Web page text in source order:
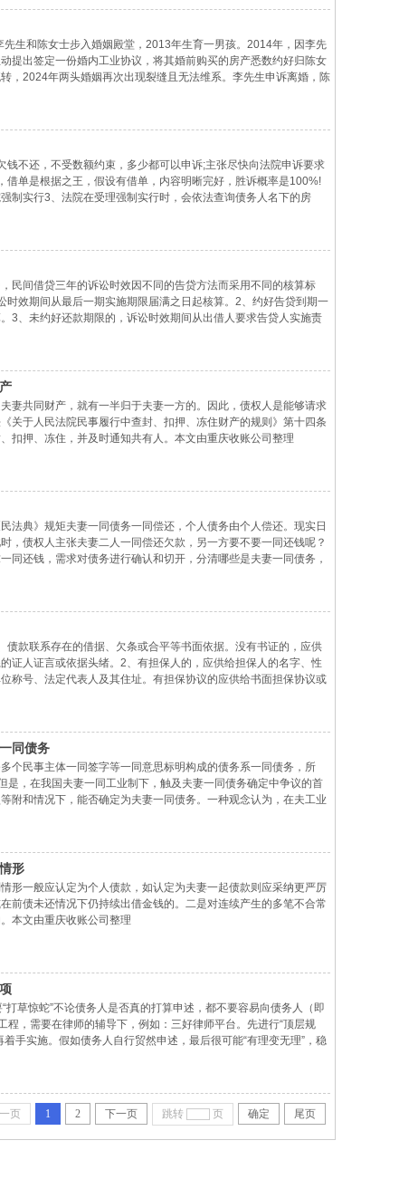
生和陈女士步入婚姻殿堂，2013年生育一男孩。2014年，因李先
提出签定一份婚内工业协议，将其婚前购买的房产悉数约好归陈女
，2024年两头婚姻再次出现裂缝且无法维系。李先生申诉离婚，陈
不还，不受数额约束，多少都可以申诉;主张尽快向法院申诉要求
单是根据之王，假设有借单，内容明晰完好，胜诉概率是100%!
制实行3、法院在受理强制实行时，会依法查询债务人名下的房
民间借贷三年的诉讼时效因不同的告贷方法而采用不同的核算标
效期间从最后一期实施期限届满之日起核算。2、约好告贷到期一
3、未约好还款期限的，诉讼时效期间从出借人要求告贷人实施责
妻共同财产，就有一半归于夫妻一方的。因此，债权人是能够请求
关于人民法院民事履行中查封、扣押、冻住财产的规则》第十四条
扣押、冻住，并及时通知共有人。本文由重庆收账公司整理
法典》规矩夫妻一同债务一同偿还，个人债务由个人偿还。现实日
，债权人主张夫妻二人一同偿还欠款，另一方要不要一同还钱呢？
同还钱，需求对债务进行确认和切开，分清哪些是夫妻一同债务，
款联系存在的借据、欠条或合平等书面依据。没有书证的，应供
证人证言或依据头绪。2、有担保人的，应供给担保人的名字、性
称号、法定代表人及其住址。有担保协议的应供给书面担保协议或
同债务
个民事主体一同签字等一同意思标明构成的债务系一同债务，所
是，在我国夫妻一同工业制下，触及夫妻一同债务确定中争议的首
附和情况下，能否确定为夫妻一同债务。一种观念认为，在夫工业
形
形一般应认定为个人债款，如认定为夫妻一起债款则应采纳更严厉
前债未还情况下仍持续出借金钱的。二是对连续产生的多笔不合常
本文由重庆收账公司整理
草惊蛇”不论债务人是否真的打算申述，都不要容易向债务人（即
程，需要在律师的辅导下，例如：三好律师平台。先进行“顶层规
手实施。假如债务人自行贸然申述，最后很可能“有理变无理”，稳
一页 1 2 下一页 跳转 页 确定 尾页